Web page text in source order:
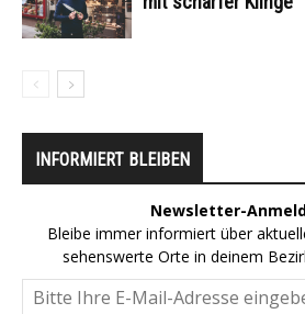
INFORMIERT BLEIBEN
Newsletter-
Bleibe immer informiert über
sehenswerte Orte in deinem